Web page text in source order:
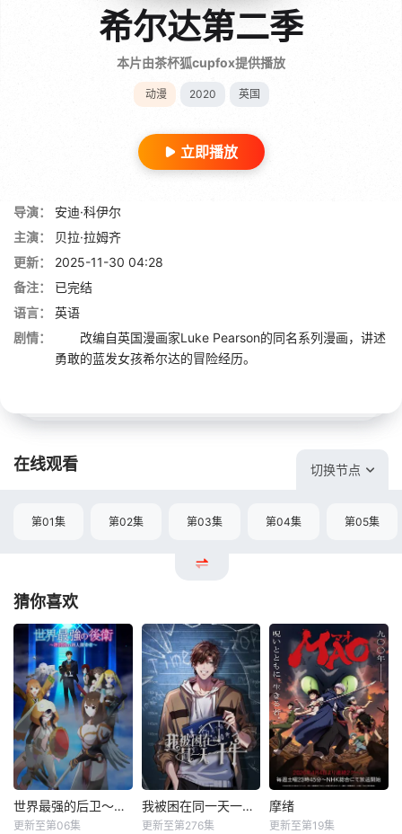
希尔达第二季
本片由茶杯狐cupfox提供播放
动漫 2020 英国
立即播放
导演：
安迪·科伊尔
主演：
贝拉·拉姆齐
更新：
2025-11-30 04:28
备注：
已完结
语言：
英语
剧情：
改编自英国漫画家Luke Pearson的同名系列漫画，讲述
勇敢的蓝发女孩希尔达的冒险经历。
在线观看 切换节点
第01集 第02集 第03集 第04集 第05集
猜你喜欢
世界最强的后卫～迷宫国的新人探索者～
更新至第06集
我被困在同一天一千年动态漫
更新至第276集
摩绪
更新至第19集